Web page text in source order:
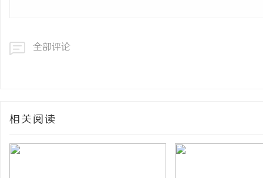
全部评论
相关阅读